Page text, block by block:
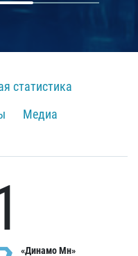
статистика
Медиа
«Динамо Мн»